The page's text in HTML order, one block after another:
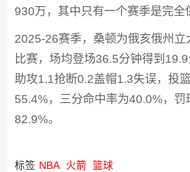
930万，其中只有一个赛季是完全
2025-26赛季，桑顿为俄亥俄州立
比赛，场均登场36.5分钟得到
助攻1.1抢断0.2盖帽1.3失误，投
55.4%，三分命中率为40.0%，罚
82.9%。
标签 NBA 火箭 篮球